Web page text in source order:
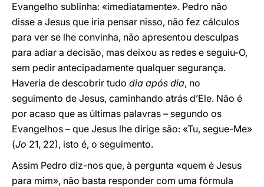
Evangelho sublinha: «imediatamente». Pedro não
disse a Jesus que iria pensar nisso, não fez cálculos
para ver se lhe convinha, não apresentou desculpas
para adiar a decisão, mas deixou as redes e seguiu-O,
sem pedir antecipadamente qualquer segurança.
Haveria de descobrir tudo dia após dia, no
seguimento de Jesus, caminhando atrás d’Ele. Não é
por acaso que as últimas palavras – segundo os
Evangelhos – que Jesus lhe dirige são: «Tu, segue-Me»
(Jo 21, 22), isto é, o seguimento.
Assim Pedro diz-nos que, à pergunta «quem é Jesus
para mim», não basta responder com uma fórmula